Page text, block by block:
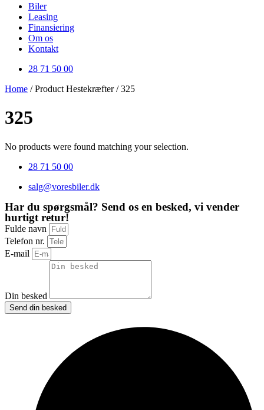
Biler
Leasing
Finansiering
Om os
Kontakt
28 71 50 00
Home / Product Hestekræfter / 325
325
No products were found matching your selection.
28 71 50 00
salg@voresbiler.dk
Har du spørgsmål? Send os en besked, vi vender
hurtigt retur!
Fulde navn
Telefon nr.
E-mail
Din besked
Send din besked